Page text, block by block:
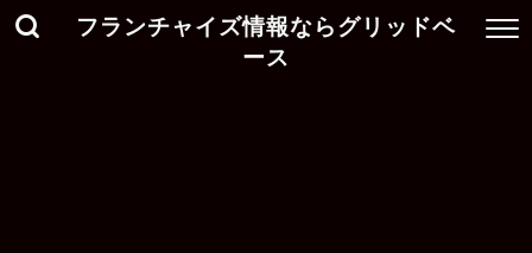
フランチャイズ情報ならグリッドベ
ース